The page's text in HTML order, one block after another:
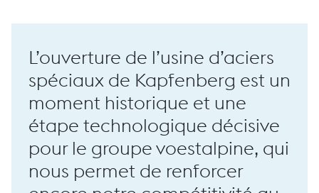
L’ouverture de l’usine d’aciers
spéciaux de Kapfenberg est un
moment historique et une
étape technologique décisive
pour le groupe voestalpine, qui
nous permet de renforcer